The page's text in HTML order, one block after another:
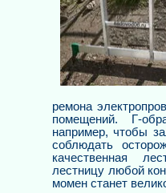
ремона
помещений. Г-
например, чтобы
соблюдать
качественная
лестницу любой
момен станет